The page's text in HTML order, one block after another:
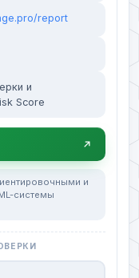
report
и
Score
и
системы